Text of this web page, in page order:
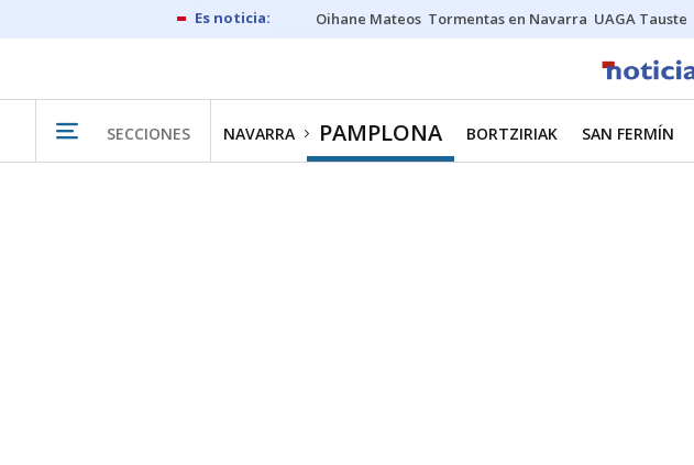
Oihane Mateos Tormentas en Navarra UAGA Tauste
SECCIONES NAVARRA PAMPLONA BORTZIRIAK SAN FERMÍN